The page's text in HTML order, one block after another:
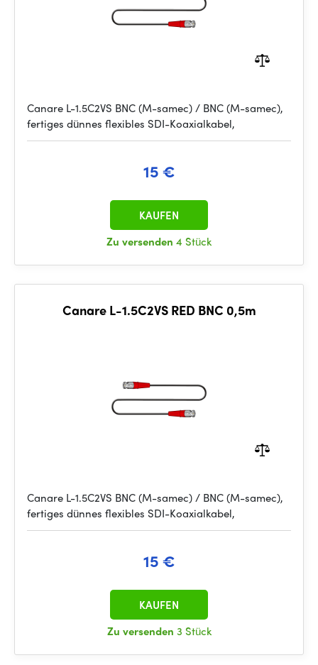
Canare L-1.5C2VS BNC (M-samec) / BNC (M-samec),
fertiges dünnes flexibles SDI-Koaxialkabel,
15 €
Zu versenden 4 Stück
KAUFEN
Canare L-1.5C2VS RED BNC 0,5m
Canare L-1.5C2VS BNC (M-samec) / BNC (M-samec),
fertiges dünnes flexibles SDI-Koaxialkabel,
15 €
Zu versenden 3 Stück
KAUFEN